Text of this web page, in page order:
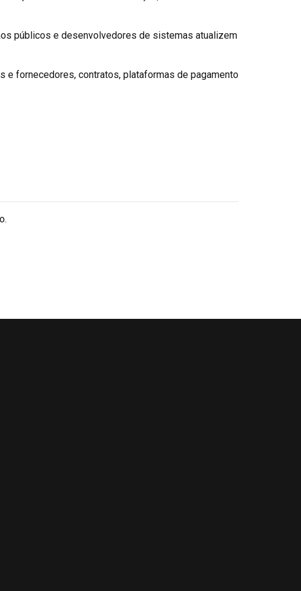
públicos e desenvolvedores de sistemas atualizem
fornecedores, contratos, plataformas de pagamento